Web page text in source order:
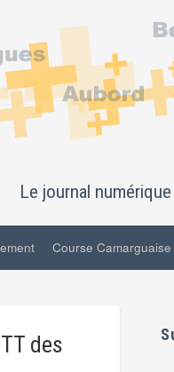
Le journal
Course Camarguaise
des